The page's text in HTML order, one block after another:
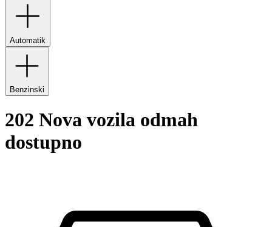
Automatik
Benzinski
202 Nova vozila odmah
dostupno